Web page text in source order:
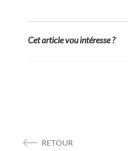
Cet article vou intéresse ?
RETOUR